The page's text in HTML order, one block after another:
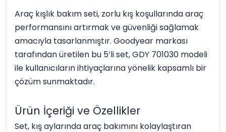
Araç kışlık bakım seti, zorlu kış koşullarında araç
performansını artırmak ve güvenliği sağlamak
amacıyla tasarlanmıştır. Goodyear markası
tarafından üretilen bu 5’li set, GDY 701030 modeli
ile kullanıcıların ihtiyaçlarına yönelik kapsamlı bir
çözüm sunmaktadır.
Ürün İçeriği ve Özellikler
Set, kış aylarında araç bakımını kolaylaştıran